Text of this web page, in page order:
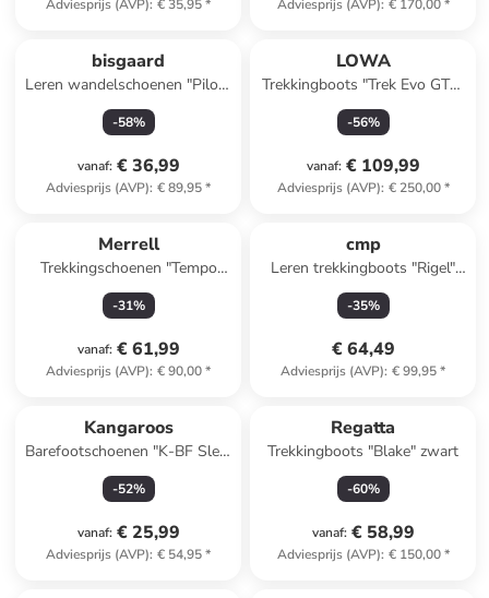
Adviesprijs (AVP): € 35,95* Adviesprijs (AVP): € 170,00*
bisgaard
Leren wandelschoenen "Pilou"
beige/blauw
-58%
vanaf: € 36,99
Adviesprijs (AVP): € 89,95*
LOWA
Trekkingboots "Trek Evo GTX"
grijs
-56%
vanaf: € 109,99
Adviesprijs (AVP): € 250,00*
Merrell
Trekkingschoenen "Tempo
EXP" olijfgroen
-31%
vanaf: € 61,99
Adviesprijs (AVP): € 90,00*
cmp
Leren trekkingboots "Rigel"
donkerblauw
-35%
€ 64,49
Adviesprijs (AVP): € 99,95*
Kangaroos
Barefootschoenen "K-BF Sleet
Mid" grijs
-52%
vanaf: € 25,99
Adviesprijs (AVP): € 54,95*
Regatta
Trekkingboots "Blake" zwart
-60%
vanaf: € 58,99
Adviesprijs (AVP): € 150,00*